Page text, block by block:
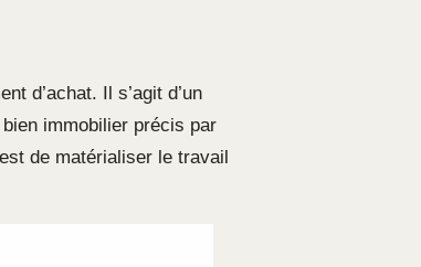
d’achat. Il s’agit d’un
immobilier précis par
de matérialiser le travail